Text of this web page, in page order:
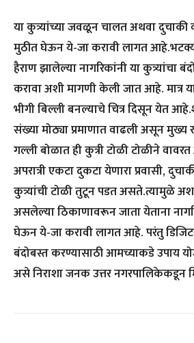
या कुत्र्यांच्या जवळून चालत अथवा
मुठीत घेऊन ये-जा करावी लागत
हैराण झालेल्या नागरिकांनी या कुत्र्यांचा
करावा अशी मागणी केली जात आहे. मात्र
भीगी बिल्ली बनल्याचे चित्र दिसून येत
संख्या मोठ्या प्रमाणात वाढली असून मुख्य
गल्ली बोळात ही कुत्री टोळी टोळीने
अपरात्री एकटा दुकटा येणारा प्रवासी,
कुत्र्यांची टोळी तुटून पडत असते.त्यामुळे
असलेल्या ठिकाणावरून जाता येताना
घेऊन ये-जा करावी लागत आहे. परंतु
बंदोबस्त करण्यासाठी आमच्याकडे उपाय
असे निराशा जनक उत्तर नगरपालिकेकडून